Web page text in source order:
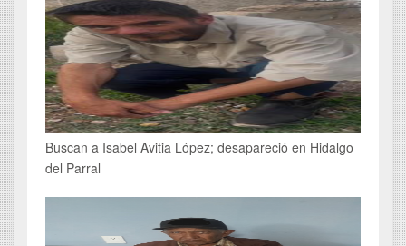
Buscan a Isabel Avitia López; desapareció en Hidalgo
del Parral